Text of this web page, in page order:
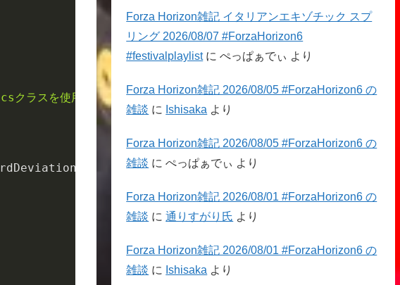
ラスを使用する。" );
Forza Horizon雑記 イタリアンエキゾチック スプ
リング 2026/08/07 #ForzaHorizon6
#festivalplaylistにぺっぱぁでぃ より
Forza Horizon雑記 2026/08/05 #ForzaHorizon6 の
雑談 に Ishisaka より
Forza Horizon雑記 2026/08/05 #ForzaHorizon6 の
雑談 にぺっぱぁでぃ より
Forza Horizon雑記 2026/08/01 #ForzaHorizon6 の
雑談 に通りすがり氏 より
Forza Horizon雑記 2026/08/01 #ForzaHorizon6 の
雑談 に Ishisaka より